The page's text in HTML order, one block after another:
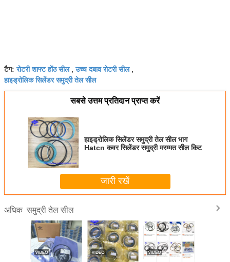
टैग:रोटरी शाफ्ट होंठ सील,उच्च दबाव रोटरी सील,
हाइड्रोलिक सिलेंडर समुद्री तेल सील
सबसे उत्तम प्रतिदान प्राप्त करें
हाइड्रोलिक सिलेंडर समुद्री तेल सील भाग
Hatcn कवर सिलेंडर समुद्री मरम्मत सील किट
जारी रखें
अधिक समुद्री तेल सील